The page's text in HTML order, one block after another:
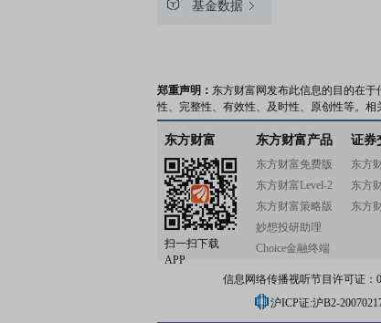
基金数据
郑重声明： 东方财富网发布此信息的目的在
性、完整性、有效性、及时性、原创性等。
东方财富
扫一扫下载
APP
东方财富产品
东方财富免费版
东方财富Level-2
东方财富策略版
妙想投研助理
Choice金融终端
证券
东方
东方
东方
信息网络传播视听节目许可证：
沪ICP证:沪B2-